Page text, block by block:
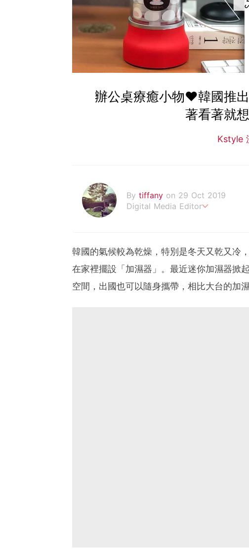
辦公桌療癒小物♥韓國推
著看著就
Kstyle
By tiffany on 29 Oct 2019
Digital Media Editor
韓國的氣候較為乾燥，特別是冬天又乾又冷
在家裡擺設「加濕器」。最近迷你加濕器掀
空間，出國也可以隨身攜帶，相比大台的加